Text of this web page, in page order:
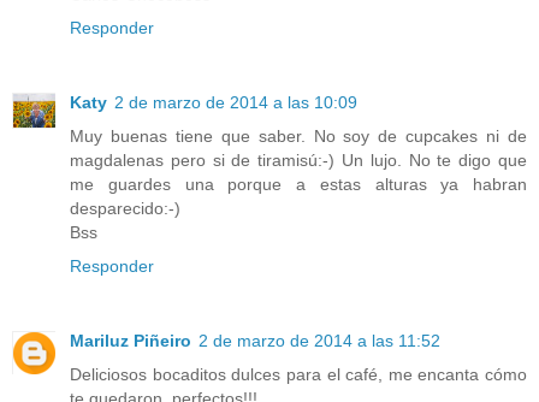
Responder
Katy 2 de marzo de 2014 a las 10:09
Muy buenas tiene que saber. No soy de cupcakes ni de
magdalenas pero si de tiramisú:-) Un lujo. No te digo que
me guardes una porque a estas alturas ya habran
desparecido:-)
Bss
Responder
Mariluz Piñeiro 2 de marzo de 2014 a las 11:52
Deliciosos bocaditos dulces para el café, me encanta cómo
te quedaron, perfectos!!!